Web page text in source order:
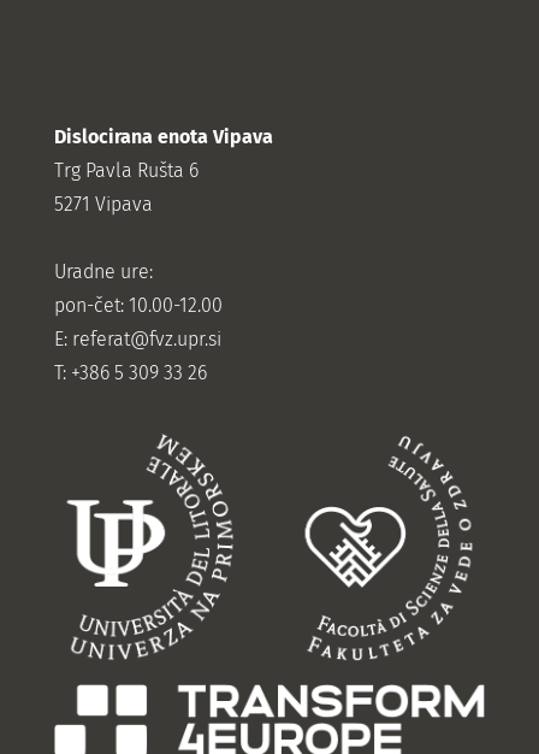
Dislocirana enota Vipava
Trg Pavla Rušta 6
5271 Vipava
Uradne ure:
pon-čet: 10.00-12.00
E: referat@fvz.upr.si
T: +386 5 309 33 26